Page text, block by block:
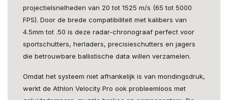
projectielsnelheden van 20 tot 1525 m/s (65 tot 5000
FPS). Door de brede compatibiliteit met kalibers van
4.5mm tot .50 is deze radar-chronograaf perfect voor
sportschutters, herladers, precisieschutters en jagers
die betrouwbare ballistische data willen verzamelen.
Omdat het systeem niet afhankelijk is van mondingsdruk,
werkt de Athlon Velocity Pro ook probleemloos met